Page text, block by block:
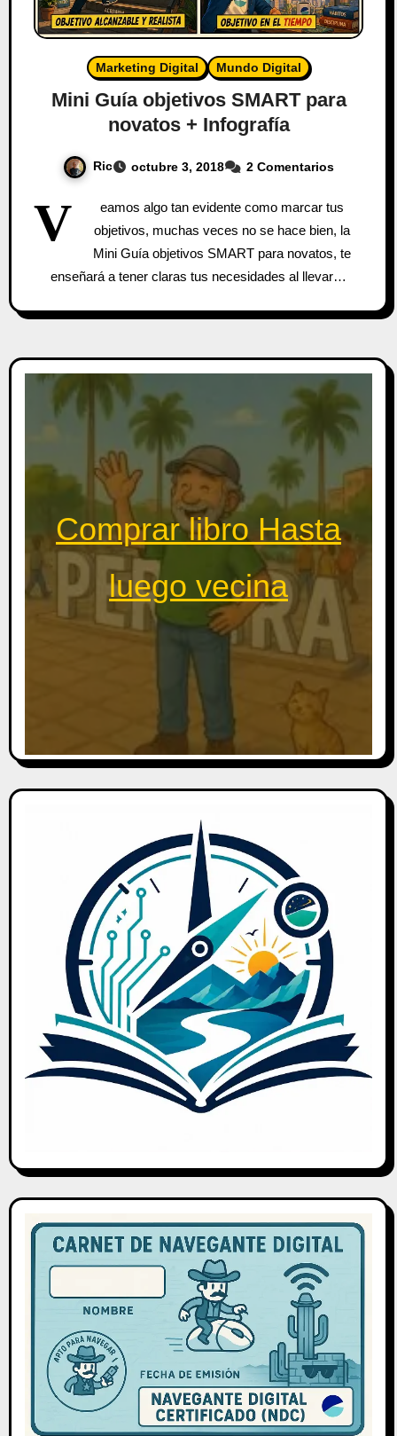
Marketing Digital Mundo Digital
Mini Guía objetivos SMART para
novatos + Infografía
Ric octubre 3, 2018 2 Comentarios
V
eamos algo tan evidente como marcar tus
objetivos, muchas veces no se hace bien, la
Mini Guía objetivos SMART para novatos, te
enseñará a tener claras tus necesidades al llevar…
Comprar libro Hasta
luego vecina